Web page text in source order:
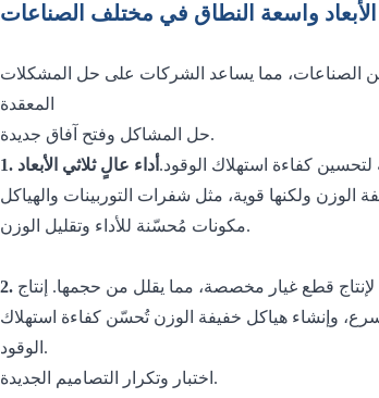
الأبعاد واسعة النطاق في مختلف الصناعات
الصناعات، مما يساعد الشركات على حل المشكلات
حل المشاكل وفتح آفاق جديدة.
لتحسين كفاءة استهلاك الوقود. أداء عالٍ
مكونات مُحسّنة للأداء وتقليل الوزن.
لإنتاج قطع غيار مخصصة، مما يقلل من حجمها.
أسرع، وإنشاء هياكل خفيفة الوزن تُحسّن كفاءة استهلاك
الوقود.
اختبار وتكرار التصاميم الجديدة.